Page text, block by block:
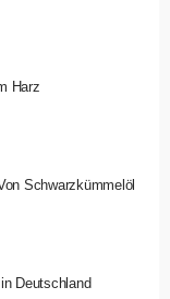
Harz
Schwarzkümmelöl
Deutschland